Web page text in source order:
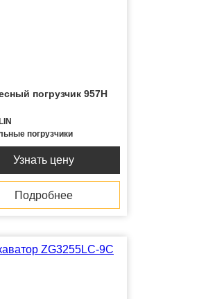
погрузчик 957H
погрузчики
Узнать цену
Подробнее